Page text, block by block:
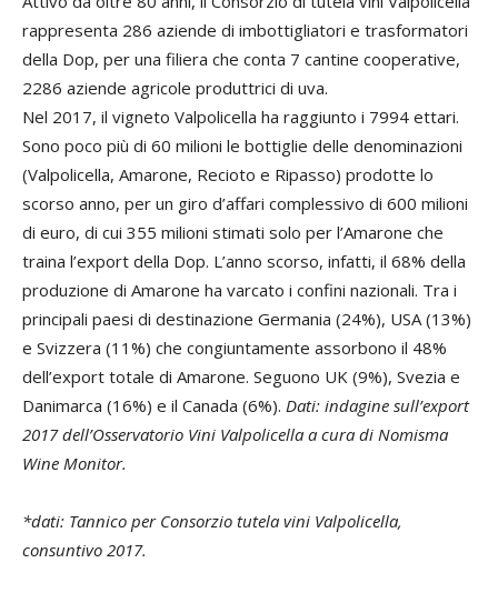
rappresenta 286 aziende di imbottigliatori e trasformatori
della Dop, per una filiera che conta 7 cantine cooperative,
2286 aziende agricole produttrici di uva.
Nel 2017, il vigneto Valpolicella ha raggiunto i 7994 ettari.
Sono poco più di 60 milioni le bottiglie delle denominazioni
(Valpolicella, Amarone, Recioto e Ripasso) prodotte lo
scorso anno, per un giro d’affari complessivo di 600 milioni
di euro, di cui 355 milioni stimati solo per l’Amarone che
traina l’export della Dop. L’anno scorso, infatti, il 68% della
produzione di Amarone ha varcato i confini nazionali. Tra i
principali paesi di destinazione Germania (24%), USA (13%)
e Svizzera (11%) che congiuntamente assorbono il 48%
dell’export totale di Amarone. Seguono UK (9%), Svezia e
Danimarca (16%) e il Canada (6%). Dati: indagine sull’export
2017 dell’Osservatorio Vini Valpolicella a cura di Nomisma
Wine Monitor.
*dati: Tannico per Consorzio tutela vini Valpolicella,
consuntivo 2017.